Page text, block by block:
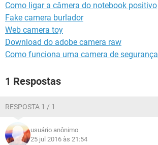
Como ligar a câmera do notebook positivo
Fake camera burlador
Web camera toy
Download do adobe camera raw
Como funciona uma camera de segurança
1 Respostas
RESPOSTA 1 / 1
usuário anônimo
25 jul 2016 às 21:54